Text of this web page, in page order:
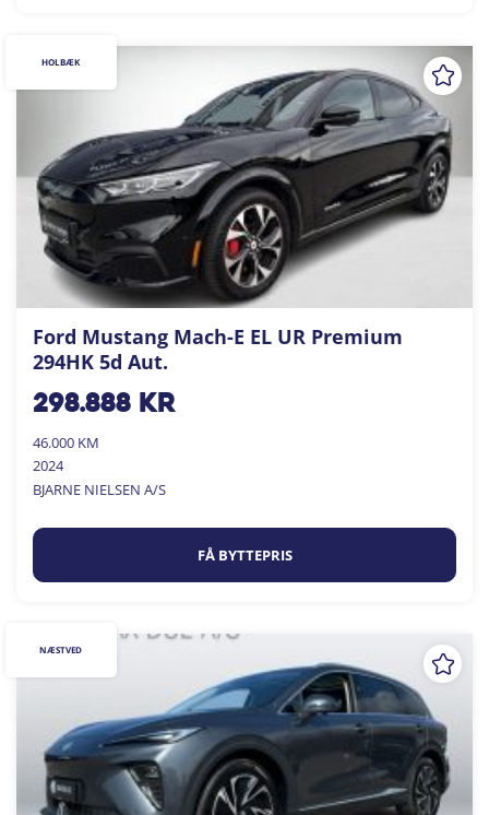
Ford Mustang Mach-E EL UR Premium
294HK 5d Aut.
298.888kr
46.000 KM
2024
BJARNE NIELSEN A/S
FÅ BYTTEPRIS
HOLBÆK
NÆSTVED